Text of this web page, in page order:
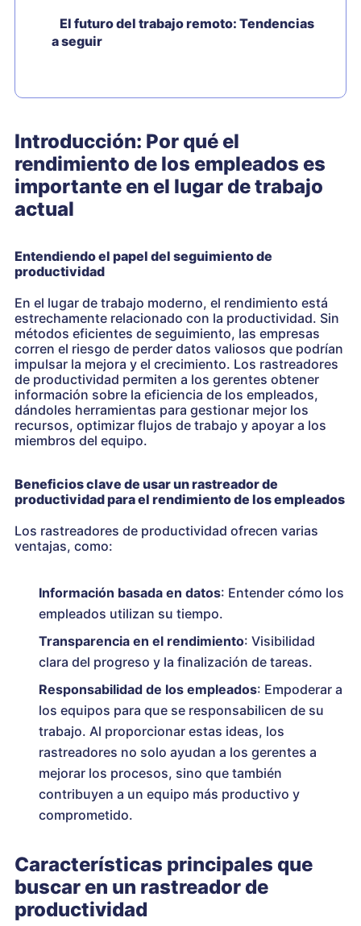
El futuro del trabajo remoto: Tendencias
a seguir
Introducción: Por qué el
rendimiento de los empleados es
importante en el lugar de trabajo
actual
Entendiendo el papel del seguimiento de
productividad
En el lugar de trabajo moderno, el rendimiento está
estrechamente relacionado con la productividad. Sin
métodos eficientes de seguimiento, las empresas
corren el riesgo de perder datos valiosos que podrían
impulsar la mejora y el crecimiento. Los rastreadores
de productividad permiten a los gerentes obtener
información sobre la eficiencia de los empleados,
dándoles herramientas para gestionar mejor los
recursos, optimizar flujos de trabajo y apoyar a los
miembros del equipo.
Beneficios clave de usar un rastreador de
productividad para el rendimiento de los empleados
Los rastreadores de productividad ofrecen varias
ventajas, como:
Información basada en datos: Entender cómo los
empleados utilizan su tiempo.
Transparencia en el rendimiento: Visibilidad
clara del progreso y la finalización de tareas.
Responsabilidad de los empleados: Empoderar a
los equipos para que se responsabilicen de su
trabajo. Al proporcionar estas ideas, los
rastreadores no solo ayudan a los gerentes a
mejorar los procesos, sino que también
contribuyen a un equipo más productivo y
comprometido.
Características principales que
buscar en un rastreador de
productividad